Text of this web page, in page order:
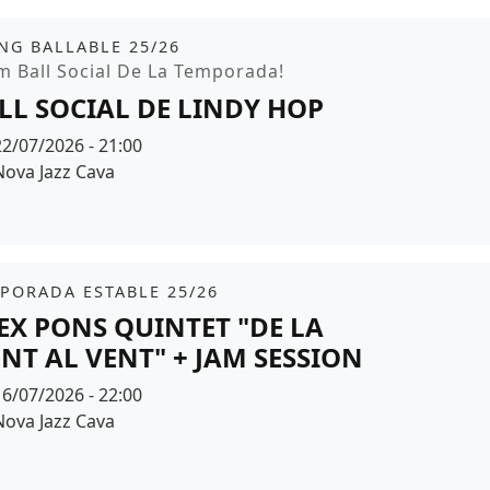
BALLABLE 25/26
Ball Social De La Temporada!
SOCIAL DE LINDY HOP
07/2026 - 21:00
Jazz Cava
ESTABLE 25/26
PONS QUINTET "DE LA
AL VENT" + JAM SESSION
07/2026 - 22:00
Jazz Cava